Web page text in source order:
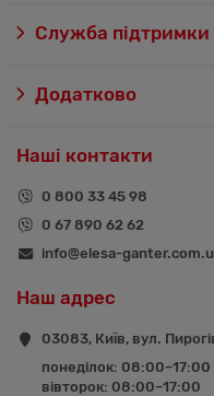
Служба підтримки
Додатково
Наші контакти
0 800 33 45 98
0 67 890 62 62
info@elesa-
Наш адрес
03083, Київ, вул.
понеділок: 08:00–17:00
вівторок: 08:00–17:00